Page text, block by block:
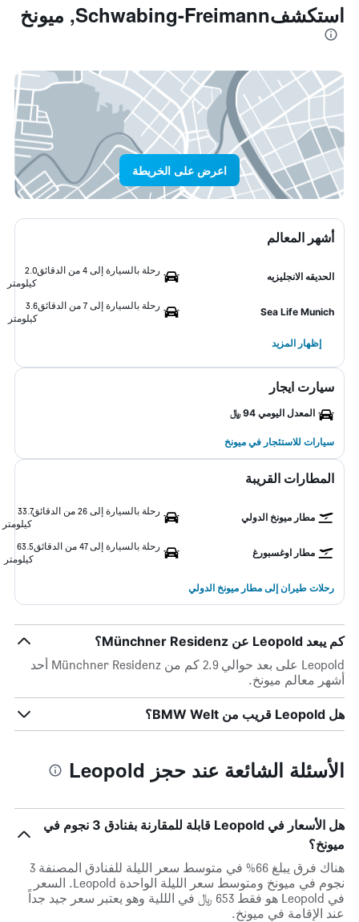
استكشفSchwabing-Freimann, ميونخ
اعرض على الخريطة
أشهر المعالم
الحديقه الانجليزيه
رحلة بالسيارة إلى 4 من الدقائق
2.0
كيلومتر
Sea Life Munich
رحلة بالسيارة إلى 7 من الدقائق
3.6
كيلومتر
إظهار المزيد
سيارت ايجار
المعدل اليومي 94 ﷼
سيارات للاستئجار في ميونخ
المطارات القريبة
مطار ميونخ الدولي
رحلة بالسيارة إلى 26 من الدقائق
33.7
كيلومتر
مطار اوغسبورغ
رحلة بالسيارة إلى 47 من الدقائق
63.5
كيلومتر
رحلات طيران إلى مطار ميونخ الدولي
كم يبعد Leopold عن Münchner Residenz؟
Leopold على بعد حوالي 2.9 كم من Münchner Residenz أحد
أشهر معالم ميونخ.
هل Leopold قريب من BMW Welt؟
الأسئلة الشائعة عند حجز Leopold
هل الأسعار في Leopold قابلة للمقارنة بفنادق 3 نجوم في
ميونخ؟
هناك فرق يبلغ 66% في متوسط ​​سعر الليلة للفنادق المصنفة 3
نجوم في ميونخ ومتوسط ​​سعر الليلة الواحدة Leopold. السعر
في Leopold هو فقط 653 ﷼ في الللية وهو يعتبر سعر جيد جداً
عند الإقامة في ميونخ.